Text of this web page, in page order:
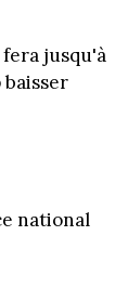
fera jusqu'à
baisser
national